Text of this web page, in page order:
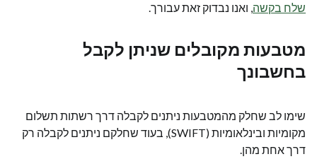
שלח בקשה, ואנו נבדוק זאת עבורך.
מטבעות מקובלים שניתן לקבל
בחשבונך
שימו לב שחלק מהמטבעות ניתנים לקבלה דרך רשתות תשלום
מקומיות ובינלאומיות (SWIFT), בעוד שחלקם ניתנים לקבלה רק
דרך אחת מהן.